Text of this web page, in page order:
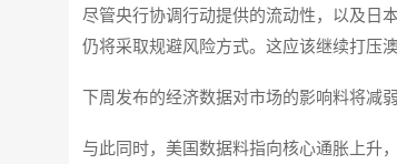
尽管央行协调行动提供的流动性，以及日
仍将采取规避风险方式。这应该继续打压
下周发布的经济数据对市场的影响料将减
与此同时，美国数据料指向核心通胀上升